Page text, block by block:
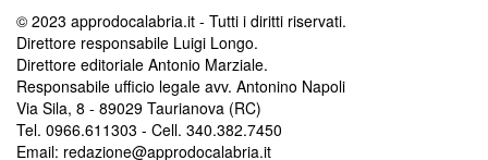
© 2023 approdocalabria.it - Tutti i diritti riservati.
Direttore responsabile Luigi Longo.
Direttore editoriale Antonio Marziale.
Responsabile ufficio legale avv. Antonino Napoli
Via Sila, 8 - 89029 Taurianova (RC)
Tel. 0966.611303 - Cell. 340.382.7450
Email: redazione@approdocalabria.it